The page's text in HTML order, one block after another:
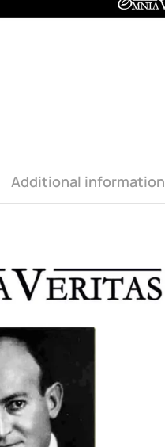
Additional information